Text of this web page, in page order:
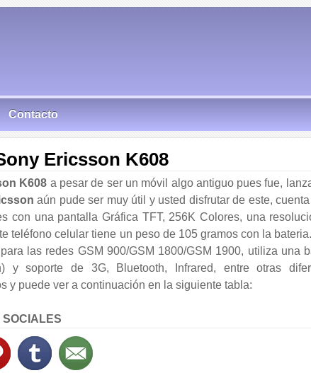
Contacto
Ericsson K608
K608 a pesar de ser un móvil algo antiguo pues fue,
aún pude ser muy útil y usted disfrutar de este,
con una pantalla Gráfica TFT, 256K Colores, una
teléfono celular tiene un peso de 105 gramos con la
las redes GSM 900/GSM 1800/GSM 1900, utiliza una
y soporte de 3G, Bluetooth, Infrared, entre otras
y puede ver a continuación en la siguiente tabla: